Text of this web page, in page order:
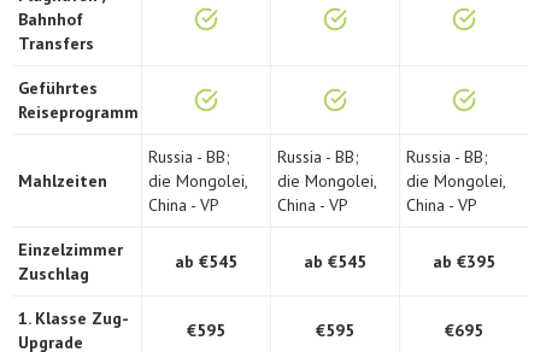
Bahnhof
Transfers
Geführtes
Reiseprogramm
Mahlzeiten
Russia - BB;
die Mongolei,
China - VP
Russia - BB;
die Mongolei,
China - VP
Russia - BB;
die Mongolei,
China - VP
Einzelzimmer
Zuschlag
ab €545 ab €545 ab €395
1. Klasse Zug-
Upgrade
€595 €595 €695